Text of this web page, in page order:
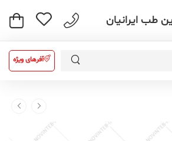
طب ایرانیان
آفرهای ویژه